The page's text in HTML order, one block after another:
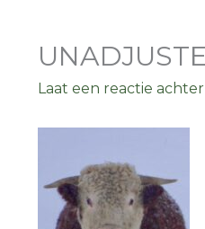
Laat een reactie achter